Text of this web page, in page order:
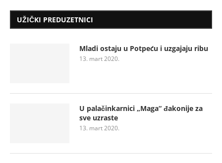
UŽIČKI PREDUZETNICI
Mladi ostaju u Potpeću i uzgajaju ribu
13. mart 2020.
U palačinkarnici „Maga“ đakonije za
sve uzraste
13. mart 2020.